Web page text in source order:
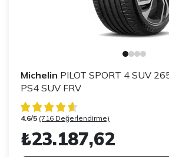
Michelin PILOT SPORT 4 SUV
PS4 SUV FRV
4.6/5 (716 Değerlendirme)
₺23.187,62